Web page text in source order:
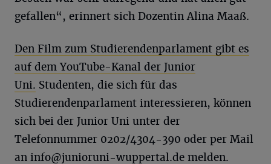
gefallen“, erinnert sich Dozentin Alina Maaß.
Den Film zum Studierendenparlament gibt es
auf dem YouTube-Kanal der Junior
Uni. Studenten, die sich für das
Studierendenparlament interessieren, können
sich bei der Junior Uni unter der
Telefonnummer 0202/4304-390 oder per Mail
an info@junioruni-wuppertal.de melden.